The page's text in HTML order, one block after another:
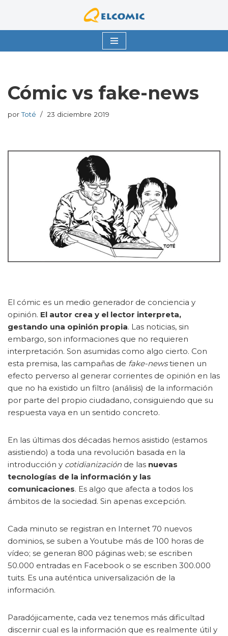
contenido
Cómic vs fake-news
porToté 23 diciembre 2019
El cómic es un medio generador de conciencia y
opinión. El autor crea y el lector interpreta,
gestando una opinión propia. Las noticias, sin
embargo, son informaciones que no requieren
interpretación. Son asumidas como algo cierto. Con
esta premisa, las campañas de fake-newstienen un
efecto perverso al generar corrientes de opinión en las
que no ha existido un filtro (análisis) de la información
por parte del propio ciudadano, consiguiendo que su
respuesta vaya en un sentido concreto.
En las últimas dos décadas hemos asistido (estamos
asistiendo) a toda una revolución basada en la
introducción y cotidianización de las nuevas
tecnologías de la información y las
comunicaciones. Es algo que afecta a todos los
ámbitos de la sociedad. Sin apenas excepción.
Cada minuto se registran en Internet 70 nuevos
dominios, se suben a Youtube más de 100 horas de
vídeo; se generan 800 páginas web; se escriben
50.000 entradas en Facebook o se escriben 300.000
tuits. Es una auténtica universalización de la
información.
Paradójicamente, cada vez tenemos más dificultad
discernir cual es la información que es realmente útil y